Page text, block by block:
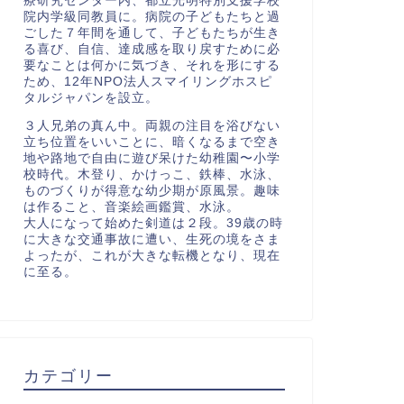
院内学級同教員に。病院の子どもたちと過
ごした７年間を通して、子どもたちが生き
る喜び、自信、達成感を取り戻すために必
要なことは何かに気づき、それを形にする
ため、12年NPO法人スマイリングホスピ
タルジャパンを設立。
３人兄弟の真ん中。両親の注目を浴びない
立ち位置をいいことに、暗くなるまで空き
地や路地で自由に遊び呆けた幼稚園〜小学
校時代。木登り、かけっこ、鉄棒、水泳、
ものづくりが得意な幼少期が原風景。趣味
は作ること、音楽絵画鑑賞、水泳。
大人になって始めた剣道は２段。39歳の時
に大きな交通事故に遭い、生死の境をさま
よったが、これが大きな転機となり、現在
に至る。
カテゴリー